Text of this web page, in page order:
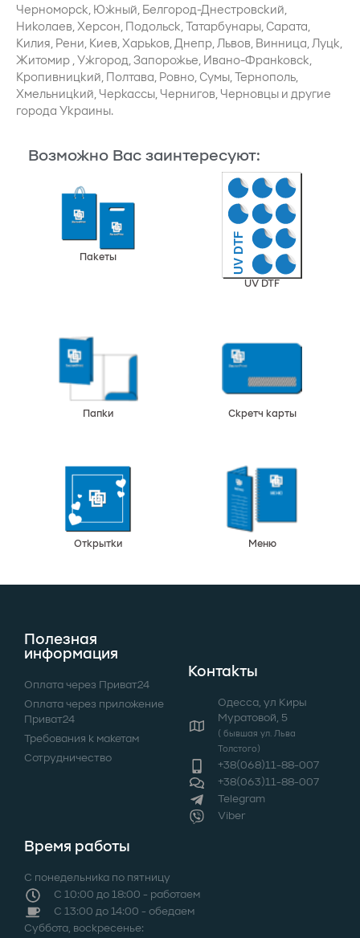
Черноморск, Южный, Белгород-Днестровский,
Николаев, Херсон, Подольск, Татарбунары, Сарата,
Килия, Рени, Киев, Харьков, Днепр, Львов, Винница, Луцк,
Житомир , Ужгород, Запорожье, Ивано-Франковск,
Кропивницкий, Полтава, Ровно, Сумы, Тернополь,
Хмельницкий, Черкассы, Чернигов, Черновцы и другие
города Украины.
Возможно Вас заинтересуют:
Пакеты
UV DTF
Папки Скретч карты
Открытки Меню
Полезная
информация
Оплата через Приват24
Оплата через приложение
Приват24
Требования к макетам
Сотрудничество
Контакты
Одеcса, ул Киры
Муратовой, 5
( бывшая ул. Льва
Толстого)
+38(068)11-88-007
+38(063)11-88-007
Telegram
Viber
Время работы
С понедельника по пятницу
С 10:00 до 18:00 - работаем
C 13:00 до 14:00 - обедаем
Суббота, воскресенье: